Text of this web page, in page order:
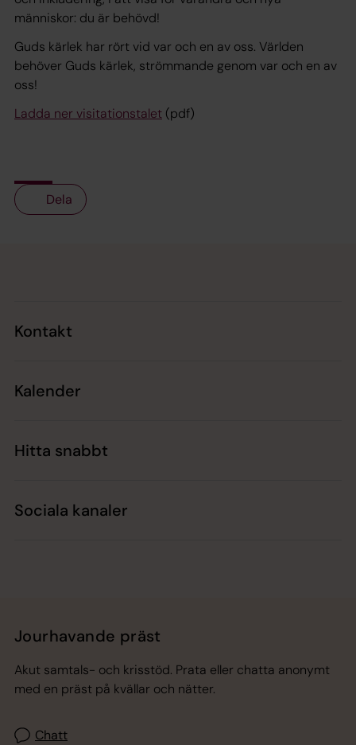
människor: du är behövd!
Guds kärlek har rört vid var och en av oss. Världen
behöver Guds kärlek, strömmande genom var och en av
oss!
Ladda ner visitationstalet (pdf)
Dela
Kontakt
Kalender
Hitta snabbt
Sociala kanaler
Jourhavande präst
Akut samtals- och krisstöd. Prata eller chatta anonymt
med en präst på kvällar och nätter.
Chatt